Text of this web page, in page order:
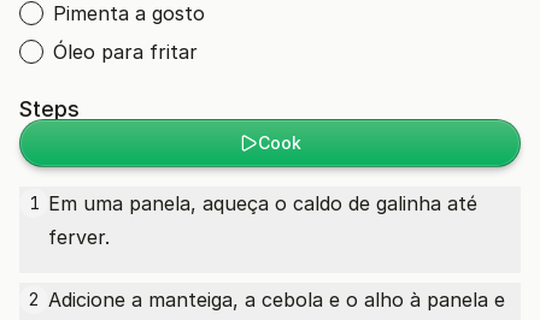
Pimenta a gosto
Óleo para fritar
Steps
Cook
1 Em uma panela, aqueça o caldo de galinha até
ferver.
2 Adicione a manteiga, a cebola e o alho à panela e